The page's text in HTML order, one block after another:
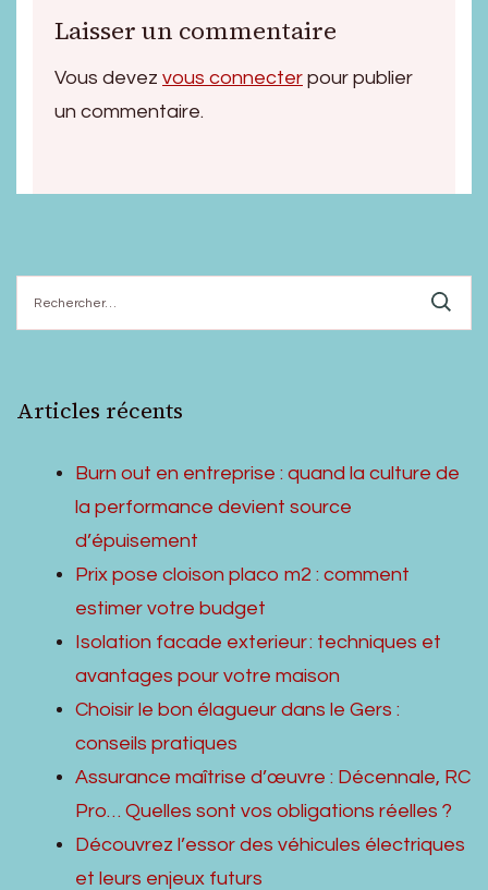
Laisser un commentaire
Vous devez vous connecter pour publier
un commentaire.
Articles récents
Burn out en entreprise : quand la culture de
la performance devient source
d’épuisement
Prix pose cloison placo m2 : comment
estimer votre budget
Isolation facade exterieur : techniques et
avantages pour votre maison
Choisir le bon élagueur dans le Gers :
conseils pratiques
Assurance maîtrise d’œuvre : Décennale, RC
Pro… Quelles sont vos obligations réelles ?
Découvrez l’essor des véhicules électriques
et leurs enjeux futurs